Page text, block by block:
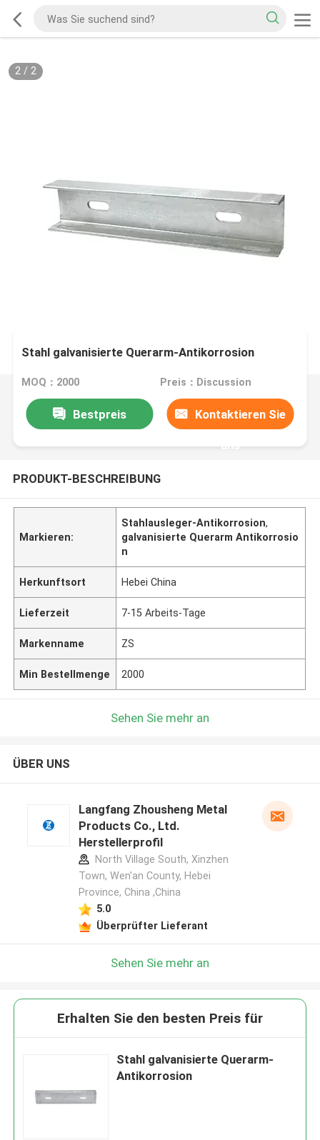
2/ 2
Stahl galvanisierte Querarm-Antikorrosion
MOQ：2000 Preis：Discussion
Bestpreis Kontaktieren Sie
uns
PRODUKT-BESCHREIBUNG
Markieren:
Stahlausleger-Antikorrosion,
galvanisierte Querarm Antikorrosio
n
Herkunftsort Hebei China
Lieferzeit 7-15 Arbeits-Tage
Markenname ZS
Min Bestellmenge 2000
Sehen Sie mehr an
ÜBER UNS
Langfang Zhousheng Metal
Products Co., Ltd.
Herstellerprofil
North Village South, Xinzhen
Town, Wen'an County, Hebei
Province, China ,China
5.0
Überprüfter Lieferant
Sehen Sie mehr an
Erhalten Sie den besten Preis für
Stahl galvanisierte Querarm-
Antikorrosion